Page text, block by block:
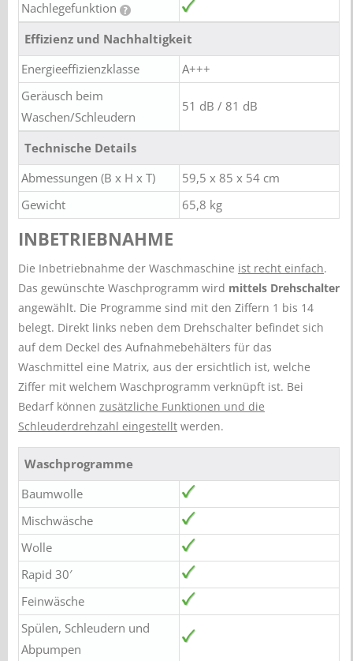
Nachlegefunktion
Effizienz und Nachhaltigkeit
Energieeffizienzklasse
A+++
Geräusch beim
Waschen/Schleudern
51 dB / 81 dB
Technische Details
Abmessungen (B x H x T)
59,5 x 85 x 54 cm
Gewicht
65,8 kg
INBETRIEBNAHME
Die Inbetriebnahme der Waschmaschine ist recht einfach.
Das gewünschte Waschprogramm wird mittels Drehschalter
angewählt. Die Programme sind mit den Ziffern 1 bis 14
belegt. Direkt links neben dem Drehschalter befindet sich
auf dem Deckel des Aufnahmebehälters für das
Waschmittel eine Matrix, aus der ersichtlich ist, welche
Ziffer mit welchem Waschprogramm verknüpft ist. Bei
Bedarf könnenzusätzliche Funktionen und die
Schleuderdrehzahl eingestellt werden.
Waschprogramme
Baumwolle
Mischwäsche
Wolle
Rapid 30′
Feinwäsche
Spülen, Schleudern und
Abpumpen